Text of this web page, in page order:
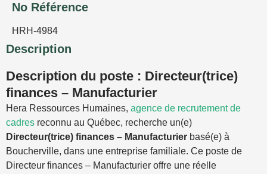
No Référence
HRH-4984
Description
Description du poste : Directeur(trice)
finances – Manufacturier
Hera Ressources Humaines, agence de recrutement de
cadres reconnu au Québec, recherche un(e)
Directeur(trice) finances – Manufacturier basé(e) à
Boucherville, dans une entreprise familiale. Ce poste de
Directeur finances – Manufacturier offre une réelle